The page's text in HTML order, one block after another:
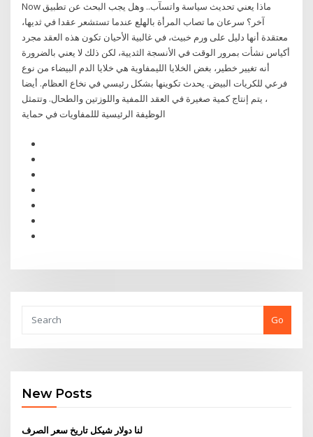
Now ماذا يعني تحديث سياسة واتسآب.. وهل يجب البحث عن تطبيق
آخر؟ سرعان ما تصاب المرأة بالهلع عندما تستشعر عقدا في ثديها،
معتقدة أنها دليل على ورم خبيث، في غالبية الأحيان تكون هذه العقد مجرد
أكياس نشأت بمرور الوقت في الأنسجة الثديية، لكن ذلك لا يعني بالضرورة
أنه تغيير خطير، بغض الخلايا الليمفاوية هي خلايا الدم البيضاء من نوع
فرعي للكريات البيض. يحدث تكوينها بشكل رئيسي في نخاع العظام. أيضا
، يتم إنتاج كمية صغيرة في العقد اللمفية واللوزتين والطحال. وتتمثل
الوظيفة الرئيسية لللمفاويات في حماية
Go
New Posts
لنا دولار شيكل تاريخ سعر الصرف